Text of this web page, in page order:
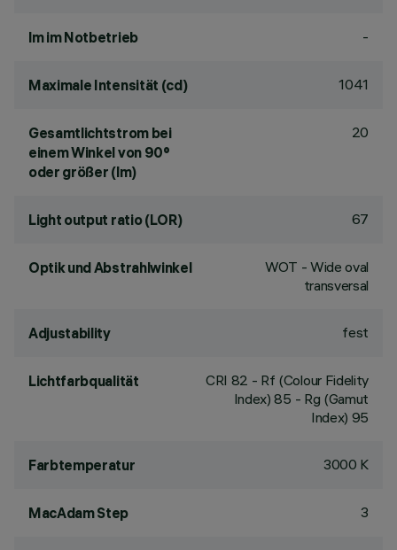
lm im Notbetrieb -
Maximale Intensität (cd) 1041
Gesamtlichtstrom bei
einem Winkel von 90°
oder größer (lm)
20
Light output ratio (LOR) 67
Optik und Abstrahlwinkel
WOT - Wide oval
transversal
Adjustability fest
Lichtfarbqualität CRI 82 - Rf (Colour Fidelity
Index) 85 - Rg (Gamut
Index) 95
Farbtemperatur 3000 K
MacAdam Step 3